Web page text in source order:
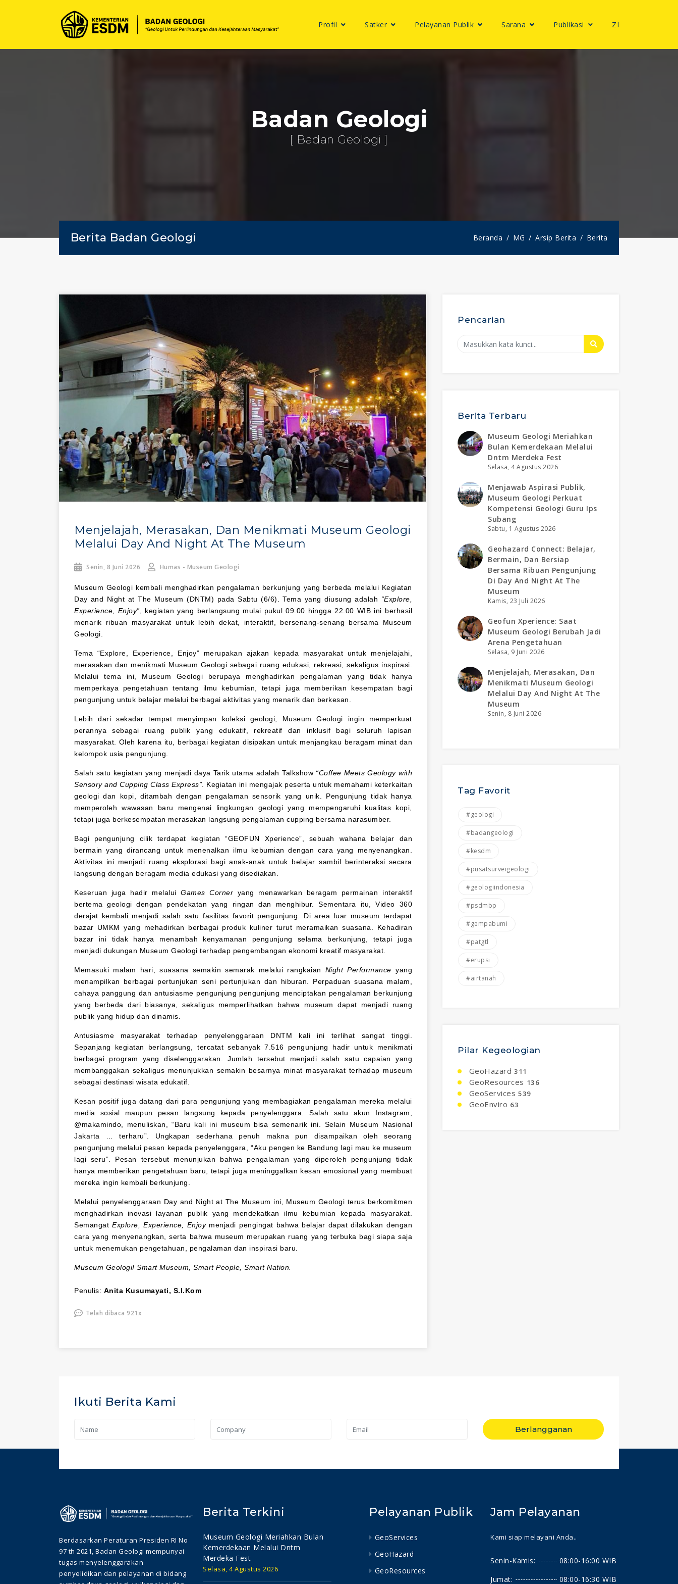
Profil Satker Pelayanan Publik Sarana Publikasi ZI
Badan Geologi
[ Badan Geologi ]
Berita Badan Geologi Beranda MG Arsip Berita Berita
Menjelajah, Merasakan, Dan Menikmati Museum Geologi
Melalui Day And Night At The Museum
Senin, 8 Juni 2026 Humas - Museum Geologi
Museum Geologi kembali menghadirkan pengalaman berkunjung yang berbeda melalui Kegiatan
Day and Night at The Museum (DNTM) pada Sabtu (6/6). Tema yang diusung adalah “Explore,
Experience, Enjoy” , kegiatan yang berlangsung mulai pukul 09.00 hingga 22.00 WIB ini berhasil
menarik ribuan masyarakat untuk lebih dekat, interaktif, bersenang-senang bersama Museum
Geologi.
Tema “Explore, Experience, Enjoy” merupakan ajakan kepada masyarakat untuk menjelajahi,
merasakan dan menikmati Museum Geologi sebagai ruang edukasi, rekreasi, sekaligus inspirasi.
Melalui tema ini, Museum Geologi berupaya menghadirkan pengalaman yang tidak hanya
memperkaya pengetahuan tentang ilmu kebumian, tetapi juga memberikan kesempatan bagi
pengunjung untuk belajar melalui berbagai aktivitas yang menarik dan berkesan.
Lebih dari sekadar tempat menyimpan koleksi geologi, Museum Geologi ingin memperkuat
perannya sebagai ruang publik yang edukatif, rekreatif dan inklusif bagi seluruh lapisan
masyarakat. Oleh karena itu, berbagai kegiatan disipakan untuk menjangkau beragam minat dan
kelompok usia pengunjung.
Salah satu kegiatan yang menjadi daya Tarik utama adalah Talkshow “Coffee Meets Geology with
Sensory and Cupping Class Express” . Kegiatan ini mengajak peserta untuk memahami keterkaitan
geologi dan kopi, ditambah dengan pengalaman sensorik yang unik. Pengunjung tidak hanya
memperoleh wawasan baru mengenai lingkungan geologi yang mempengaruhi kualitas kopi,
tetapi juga berkesempatan merasakan langsung pengalaman cupping bersama narasumber.
Bagi pengunjung cilik terdapat kegiatan “GEOFUN Xperience”, sebuah wahana belajar dan
bermain yang dirancang untuk menenalkan ilmu kebumian dengan cara yang menyenangkan.
Aktivitas ini menjadi ruang eksplorasi bagi anak-anak untuk belajar sambil berinteraksi secara
langsung dengan beragam media edukasi yang disediakan.
Keseruan juga hadir melaluiGames Corner yang menawarkan beragam permainan interaktif
bertema geologi dengan pendekatan yang ringan dan menghibur. Sementara itu, Video 360
derajat kembali menjadi salah satu fasilitas favorit pengunjung. Di area luar museum terdapat
bazar UMKM yang mehadirkan berbagai produk kuliner turut meramaikan suasana. Kehadiran
bazar ini tidak hanya menambah kenyamanan pengunjung selama berkunjung, tetapi juga
menjadi dukungan Museum Geologi terhadap pengembangan ekonomi kreatif masyarakat.
Memasuki malam hari, suasana semakin semarak melalui rangkaian Night Performanceyang
menampilkan berbagai pertunjukan seni pertunjukan dan hiburan. Perpaduan suasana malam,
cahaya panggung dan antusiasme pengunjung pengunjung menciptakan pengalaman berkunjung
yang berbeda dari biasanya, sekaligus memperlihatkan bahwa museum dapat menjadi ruang
publik yang hidup dan dinamis.
Antusiasme masyarakat terhadap penyelenggaraan DNTM kali ini terlihat sangat tinggi.
Sepanjang kegiatan berlangsung, tercatat sebanyak 7.516 pengunjung hadir untuk menikmati
berbagai program yang diselenggarakan. Jumlah tersebut menjadi salah satu capaian yang
membanggakan sekaligus menunjukkan semakin besarnya minat masyarakat terhadap museum
sebagai destinasi wisata edukatif.
Kesan positif juga datang dari para pengunjung yang membagiakan pengalaman mereka melalui
media sosial maupun pesan langsung kepada penyelenggara. Salah satu akun Instagram,
@makamindo, menuliskan, “Baru kali ini museum bisa semenarik ini. Selain Museum Nasional
Jakarta … terharu”. Ungkapan sederhana penuh makna pun disampaikan oleh seorang
pengunjung melalui pesan kepada penyelenggara, “Aku pengen ke Bandung lagi mau ke museum
lagi seru”. Pesan tersebut menunjukan bahwa pengalaman yang diperoleh pengunjung tidak
hanya memberikan pengetahuan baru, tetapi juga meninggalkan kesan emosional yang membuat
mereka ingin kembali berkunjung.
Melalui penyelenggaraan Day and Night at The Museum ini, Museum Geologi terus berkomitmen
menghadirkan inovasi layanan publik yang mendekatkan ilmu kebumian kepada masyarakat.
SemangatExplore, Experience, Enjoy menjadi pengingat bahwa belajar dapat dilakukan dengan
cara yang menyenangkan, serta bahwa museum merupakan ruang yang terbuka bagi siapa saja
untuk menemukan pengetahuan, pengalaman dan inspirasi baru.
Museum Geologi! Smart Museum, Smart People, Smart Nation.
Penulis: Anita Kusumayati, S.I.Kom
Telah dibaca 921x
Pencarian
Berita Terbaru
Museum Geologi Meriahkan
Bulan Kemerdekaan Melalui
Dntm Merdeka Fest
Selasa, 4 Agustus 2026
Menjawab Aspirasi Publik,
Museum Geologi Perkuat
Kompetensi Geologi Guru Ips
Subang
Sabtu, 1 Agustus 2026
Geohazard Connect: Belajar,
Bermain, Dan Bersiap
Bersama Ribuan Pengunjung
Di Day And Night At The
Museum
Kamis, 23 Juli 2026
Geofun Xperience: Saat
Museum Geologi Berubah Jadi
Arena Pengetahuan
Selasa, 9 Juni 2026
Menjelajah, Merasakan, Dan
Menikmati Museum Geologi
Melalui Day And Night At The
Museum
Senin, 8 Juni 2026
Tag Favorit
#geologi
#badangeologi
#kesdm
#pusatsurveigeologi
#geologiindonesia
#psdmbp
#gempabumi
#patgtl
#erupsi
#airtanah
Pilar Kegeologian
GeoHazard 311
GeoResources 136
GeoServices 539
GeoEnviro 63
Ikuti Berita Kami
Berlangganan
Berdasarkan Peraturan Presiden RI No
97 th 2021, Badan Geologi mempunyai
tugas menyelenggarakan
penyelidikan dan pelayanan di bidang
Berita Terkini
Museum Geologi Meriahkan Bulan
Kemerdekaan Melalui Dntm
Merdeka Fest
Selasa, 4 Agustus 2026
Pelayanan Publik
GeoServices
GeoHazard
GeoResources
Jam Pelayanan
Kami siap melayani Anda..
Senin-Kamis:
08:00-16:00 WIB
Jumat:
08:00-16:30 WIB